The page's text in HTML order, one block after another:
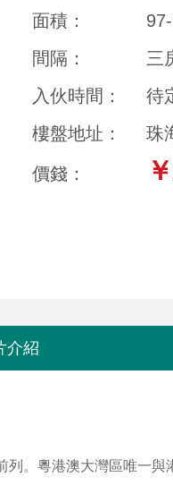
面積：
間隔：
三
入伙時間：
待
樓盤地址：
珠
價錢：
介紹
。粵港澳大灣區唯一與